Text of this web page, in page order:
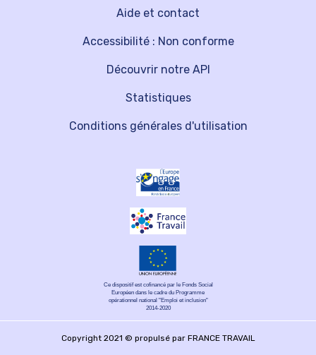
Découvrir notre API
Aide et contact
Statistiques
Accessibilité : Non conforme
Conditions générales d'utilisation
Ce dispositif est cofinancé par le Fonds Social
Européen dans le cadre du Programme
opérationnel national "Emploi et inclusion"
2014-2020
Copyright 2021 © propulsé par FRANCE TRAVAIL